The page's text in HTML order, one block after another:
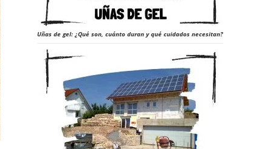
Uñas de gel: ¿Qué son, cuánto duran y qué cuidados necesitan?